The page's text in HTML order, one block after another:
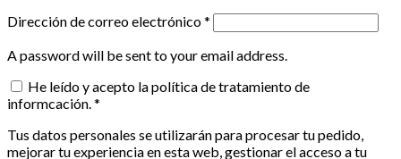
Dirección de correo electrónico*
A password will be sent to your email address.
He leído y acepto la política de tratamiento de
informcación.*
Tus datos personales se utilizarán para procesar tu pedido,
mejorar tu experiencia en esta web, gestionar el acceso a tu